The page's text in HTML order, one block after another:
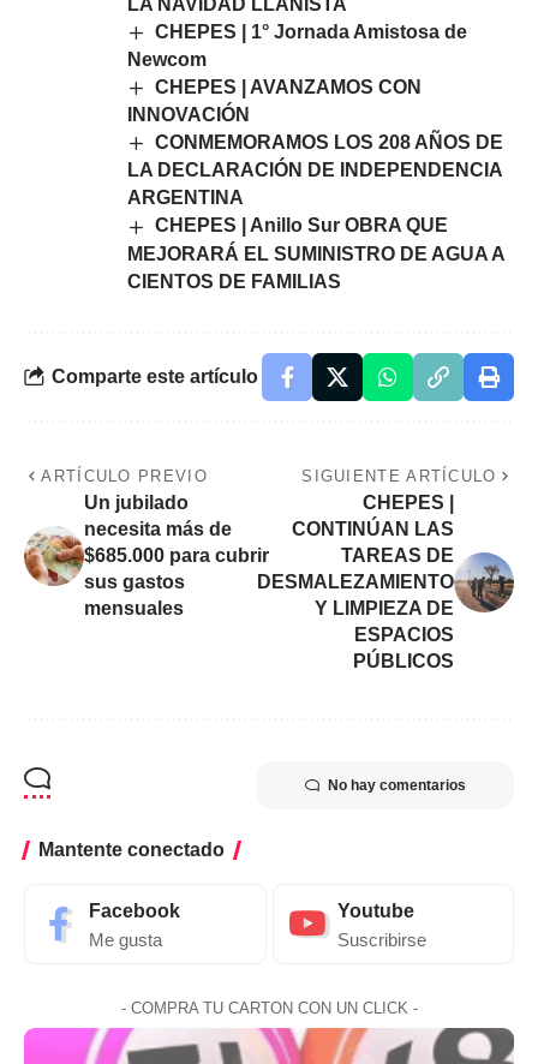
CHEPES | 1° Jornada Amistosa de
Newcom
CHEPES | AVANZAMOS CON
INNOVACIÓN
CONMEMORAMOS LOS 208 AÑOS DE
LA DECLARACIÓN DE INDEPENDENCIA
ARGENTINA
CHEPES | Anillo Sur OBRA QUE
MEJORARÁ EL SUMINISTRO DE AGUA A
CIENTOS DE FAMILIAS
Comparte este artículo
ARTÍCULO PREVIO
Un jubilado
necesita más de
$685.000 para cubrir
sus gastos
mensuales
SIGUIENTE ARTÍCULO
CHEPES |
CONTINÚAN LAS
TAREAS DE
DESMALEZAMIENTO
Y LIMPIEZA DE
ESPACIOS
PÚBLICOS
No hay comentarios
Mantente conectado
Facebook
Me gusta
Youtube
Suscribirse
- COMPRA TU CARTON CON UN CLICK -